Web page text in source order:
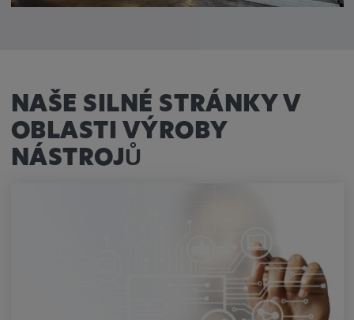
NAŠE SILNÉ STRÁNKY V
OBLASTI VÝROBY
NÁSTROJŮ